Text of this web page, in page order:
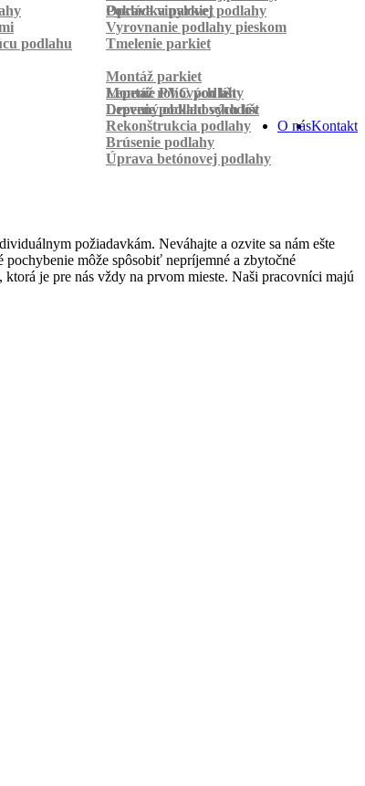
Pokládka parkiet
Oprava vinylovej podlahy
Vyrovnanie podlahy pieskom
podlahu
Tmelenie parkiet
Montáž parkiet
Montáž rohových líšt
Lepenie PVC podlahy
Lepenie podlahových líšt
Drevený obklad schodov
Rekonštrukcia podlahy
Brúsenie podlahy
Úprava betónovej podlahy
Kontakt
O nás
požiadavkám. Neváhajte a ozvite sa nám ešte
môže spôsobiť nepríjemné a zbytočné
je pre nás vždy na prvom mieste. Naši pracovníci majú